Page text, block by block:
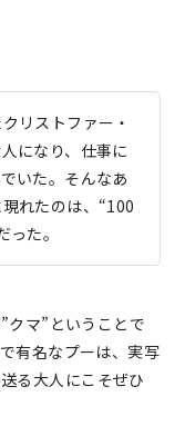
リストファー・
になり、仕事に
いた。そんなあ
れたのは、“100
た。
クマ”ということで
有名なプーは、実写
る大人にこそぜひ